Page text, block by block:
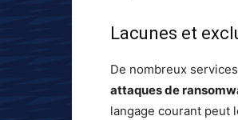
Lacunes et
De nombreux
attaques de
langage courant peut